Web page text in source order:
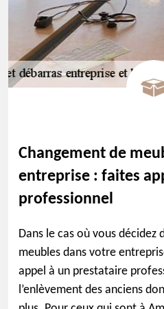
Changement de
entreprise : faites
professionnel
Dans le cas où vous décidez
meubles dans votre
appel à un prestataire
l’enlèvement des anciens